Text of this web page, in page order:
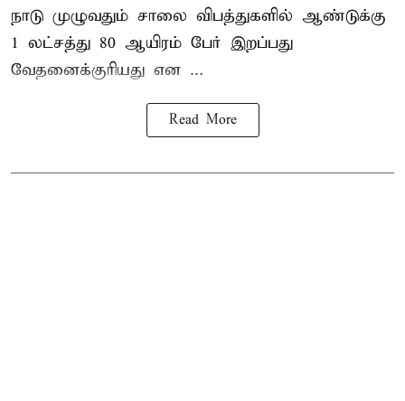
நாடு முழுவதும் சாலை விபத்துகளில் ஆண்டுக்கு
1 லட்சத்து 80 ஆயிரம் பேர் இறப்பது
வேதனைக்குரியது என ...
Read More